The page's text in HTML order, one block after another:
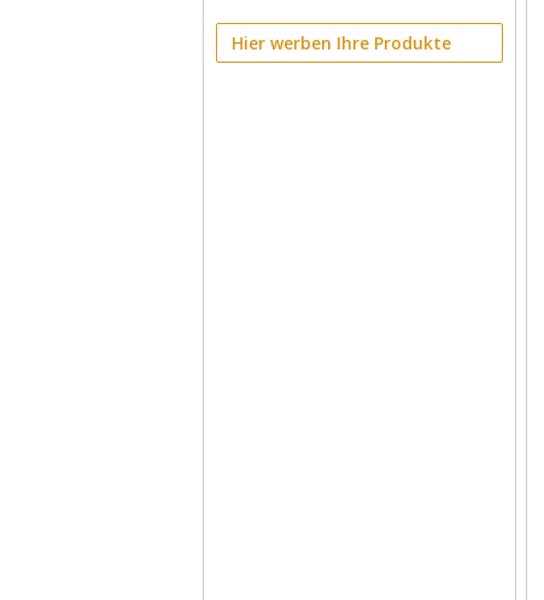
Hier werben Ihre Produkte